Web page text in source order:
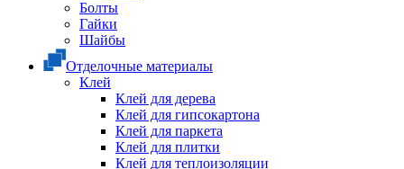
Болты
Гайки
Шайбы
Отделочные материалы
Клей
Клей для дерева
Клей для гипсокартона
Клей для паркета
Клей для плитки
Клей для теплоизоляции